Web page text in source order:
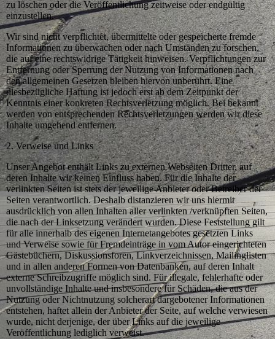
zu löschen oder die Veröffentlichung zeitweise oder endgültig
einzustellen.
Wir sind nicht verpflichtet, übermittelte oder gespeicherte fremde
Informationen zu überwachen oder nach Umständen zu forschen,
die auf eine rechtswidrige Tätigkeit hinweisen. Verpflichtungen zur
Entfernung oder Sperrung der Nutzung von Informationen nach
den allgemeinen Gesetzen bleiben hiervon unberührt. Eine
diesbezügliche Haftung ist jedoch erst ab dem Zeitpunkt der
Kenntnis einer konkreten Rechtsverletzung möglich. Bei bekannt
werden von entsprechenden Rechtsverletzungen werden wir diese
Inhalte umgehend entfernen.
2. Verweise und Links
Unser Angebot enthält Links zu externen Webseiten Dritter, auf
deren Inhalte wir keinen Einfluss haben. Für die Inhalte der
verlinkten Seiten ist stets der jeweilige Anbieter oder Betreiber der
Seiten verantwortlich. Deshalb distanzieren wir uns hiermit
ausdrücklich von allen Inhalten aller verlinkten /verknüpften Seiten,
die nach der Linksetzung verändert wurden. Diese Feststellung gilt
für alle innerhalb des eigenen Internetangebotes gesetzten Links
und Verweise sowie für Fremdeinträge in vom Autor eingerichteten
Gästebüchern, Diskussionsforen, Linkverzeichnissen, Mailinglisten
und in allen anderen Formen von Datenbanken, auf deren Inhalt
externe Schreibzugriffe möglich sind. Für illegale, fehlerhafte oder
unvollständige Inhalte und insbesondere für Schäden, die aus der
Nutzung oder Nichtnutzung solcherart dargebotener Informationen
entstehen, haftet allein der Anbieter der Seite, auf welche verwiesen
wurde, nicht derjenige, der über Links auf die jeweilige
Veröffentlichung lediglich verweist.